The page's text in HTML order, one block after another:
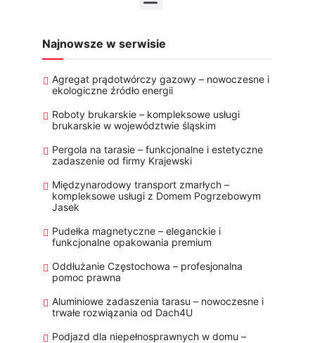
Najnowsze w serwisie
Agregat prądotwórczy gazowy – nowoczesne i
ekologiczne źródło energii
Roboty brukarskie – kompleksowe usługi
brukarskie w województwie śląskim
Pergola na tarasie – funkcjonalne i estetyczne
zadaszenie od firmy Krajewski
Międzynarodowy transport zmarłych –
kompleksowe usługi z Domem Pogrzebowym
Jasek
Pudełka magnetyczne – eleganckie i
funkcjonalne opakowania premium
Oddłużanie Częstochowa – profesjonalna
pomoc prawna
Aluminiowe zadaszenia tarasu – nowoczesne i
trwałe rozwiązania od Dach4U
Podjazd dla niepełnosprawnych w domu –